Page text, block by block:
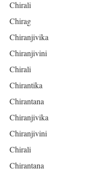
Chirali
Chirag
Chiranjivika
Chiranjivini
Chirali
Chirantika
Chirantana
Chiranjivika
Chiranjivini
Chirali
Chirantana